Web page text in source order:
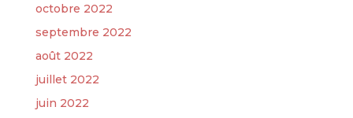
octobre 2022
septembre 2022
août 2022
juillet 2022
juin 2022